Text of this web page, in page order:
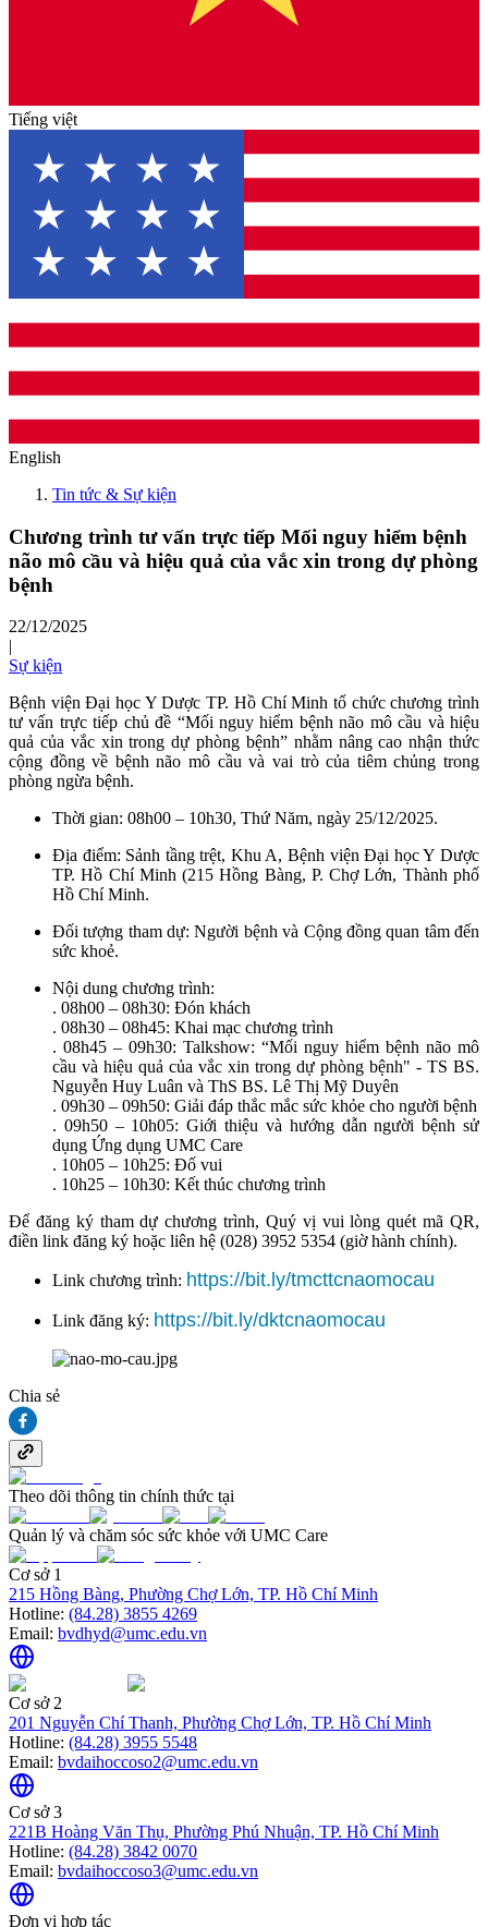
Tiếng việt
English
Tin tức & Sự kiện
Chương trình tư vấn trực tiếp Mối nguy hiểm bệnh
não mô cầu và hiệu quả của vắc xin trong dự phòng
bệnh
22/12/2025
|
Sự kiện
Bệnh viện Đại học Y Dược TP. Hồ Chí Minh tổ chức chương trình
tư vấn trực tiếp chủ đề “Mối nguy hiểm bệnh não mô cầu và hiệu
quả của vắc xin trong dự phòng bệnh” nhằm nâng cao nhận thức
cộng đồng về bệnh não mô cầu và vai trò của tiêm chủng trong
phòng ngừa bệnh.
Thời gian: 08h00 – 10h30, Thứ Năm, ngày 25/12/2025.
Địa điểm: Sảnh tầng trệt, Khu A, Bệnh viện Đại học Y Dược
TP. Hồ Chí Minh (215 Hồng Bàng, P. Chợ Lớn, Thành phố
Hồ Chí Minh.
Đối tượng tham dự: Người bệnh và Cộng đồng quan tâm đến
sức khoẻ.
Nội dung chương trình:
. 08h00 – 08h30: Đón khách
. 08h30 – 08h45: Khai mạc chương trình
. 08h45 – 09h30: Talkshow: “Mối nguy hiểm bệnh não mô
cầu và hiệu quả của vắc xin trong dự phòng bệnh" - TS BS.
Nguyễn Huy Luân và ThS BS. Lê Thị Mỹ Duyên
. 09h30 – 09h50: Giải đáp thắc mắc sức khỏe cho người bệnh
. 09h50 – 10h05: Giới thiệu và hướng dẫn người bệnh sử
dụng Ứng dụng UMC Care
. 10h05 – 10h25: Đố vui
. 10h25 – 10h30: Kết thúc chương trình
Để đăng ký tham dự chương trình, Quý vị vui lòng quét mã QR,
điền link đăng ký hoặc liên hệ (028) 3952 5354 (giờ hành chính).
Link chương trình: https://bit.ly/tmcttcnaomocau
Link đăng ký: https://bit.ly/dktcnaomocau
Chia sẻ
Theo dõi thông tin chính thức tại
Quản lý và chăm sóc sức khỏe với UMC Care
Cơ sở 1
215 Hồng Bàng, Phường Chợ Lớn, TP. Hồ Chí Minh
Hotline: (84.28) 3855 4269
Email: bvdhyd@umc.edu.vn
Cơ sở 2
201 Nguyễn Chí Thanh, Phường Chợ Lớn, TP. Hồ Chí Minh
Hotline: (84.28) 3955 5548
Email: bvdaihoccoso2@umc.edu.vn
Cơ sở 3
221B Hoàng Văn Thụ, Phường Phú Nhuận, TP. Hồ Chí Minh
Hotline: (84.28) 3842 0070
Email: bvdaihoccoso3@umc.edu.vn
Đơn vị hợp tác